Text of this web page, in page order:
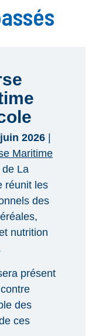
2026
Maritime
de La
réunit les
des
nutrition
présent
des
ces